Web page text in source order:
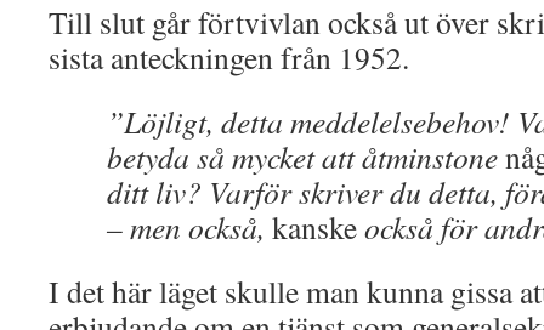
Till slut går förtvivlan också ut över
sista anteckningen från 1952.
”Löjligt, detta meddelelsebehov!
betyda så mycket att åtminstone
ditt liv? Varför skriver du detta,
– men också, kanskeockså för
I det här läget skulle man kunna gissa